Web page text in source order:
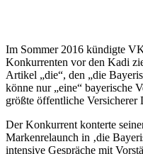
Im Sommer 2016 kündigte
Konkurrenten vor den Kadi
Artikel „die“, den „die
könne nur „eine“ bayerische
größte öffentliche Versicherer
Der Konkurrent konterte
Markenrelaunch in ‚die
intensive Gespräche mit